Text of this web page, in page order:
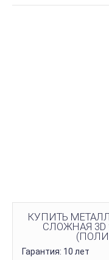
КУПИТЬ
СЛОЖНАЯ 3D
Гарантия: 10 лет